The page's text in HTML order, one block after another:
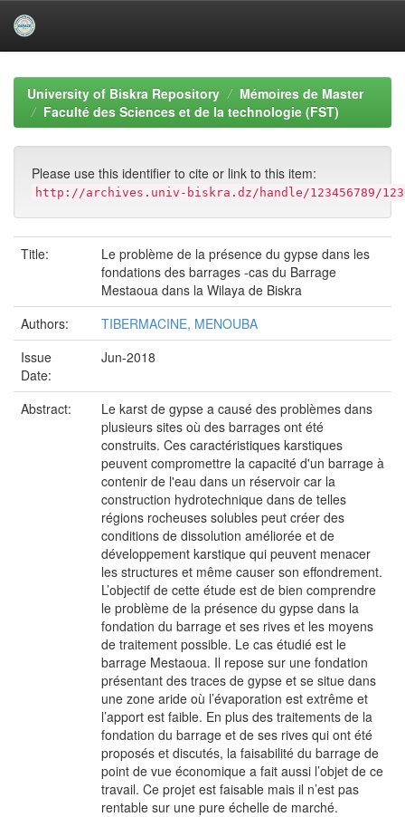
navigationUniversity of Biskra Repository
Mémoires de Master
Faculté des Sciences et de la technologie (FST)
Please use this identifier to cite or link to this item:
http://archives.univ-biskra.dz/handle/123456789/
Title:
Le problème de la présence du gypse dans les
fondations des barrages -cas du Barrage
Mestaoua dans la Wilaya de Biskra
Authors:
TIBERMACINE, MENOUBA
Issue
Date:
Jun-2018
Abstract:
Le karst de gypse a causé des problèmes dans
plusieurs sites où des barrages ont été
construits. Ces caractéristiques karstiques
peuvent compromettre la capacité d'un barrage à
contenir de l'eau dans un réservoir car la
construction hydrotechnique dans de telles
régions rocheuses solubles peut créer des
conditions de dissolution améliorée et de
développement karstique qui peuvent menacer
les structures et même causer son effondrement.
L’objectif de cette étude est de bien comprendre
le problème de la présence du gypse dans la
fondation du barrage et ses rives et les moyens
de traitement possible. Le cas étudié est le
barrage Mestaoua. Il repose sur une fondation
présentant des traces de gypse et se situe dans
une zone aride où l’évaporation est extrême et
l’apport est faible. En plus des traitements de la
fondation du barrage et de ses rives qui ont été
proposés et discutés, la faisabilité du barrage de
point de vue économique a fait aussi l’objet de ce
travail. Ce projet est faisable mais il n’est pas
rentable sur une pure échelle de marché.